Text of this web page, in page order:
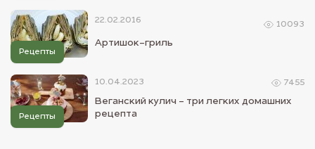
22.02.2016
Рецепты
Артишок-гриль
10093
10.04.2023
Рецепты
Веганский кулич - три легких домашних
рецепта
7455